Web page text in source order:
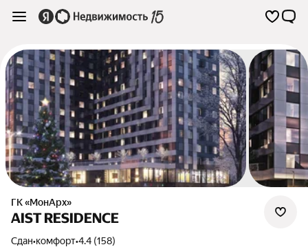
ГК «МонАрх»
AIST RESIDENCE
Сдан•комфорт•4.4 (158)